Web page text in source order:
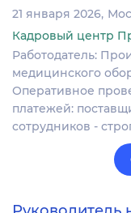
21 января 2026
Кадровый центр
Работодатель:
медицинского
Оперативное
платежей:
сотрудников -